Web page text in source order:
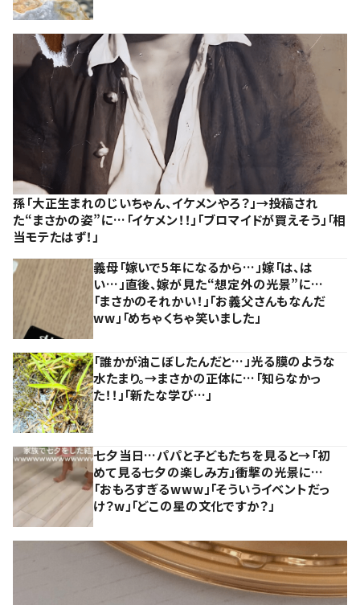
孫「大正生まれのじいちゃん、イケメンやろ？」→投稿され
た“まさかの姿”に…「イケメン！！」「ブロマイドが買えそう」「相
当モテたはず！」
義母「嫁いで5年になるから…」嫁「は、は
い…」直後、嫁が見た“想定外の光景”に…
「まさかのそれかい！」「お義父さんもなんだ
ww」「めちゃくちゃ笑いました」
「誰かが油こぼしたんだと…」光る膜のような
水たまり。→まさかの正体に…「知らなかっ
た！！」「新たな学び…」
七夕当日…パパと子どもたちを見ると→「初
めて見る七夕の楽しみ方」衝撃の光景に…
「おもろすぎるwww」「そういうイベントだっ
け？w」「どこの星の文化ですか？」